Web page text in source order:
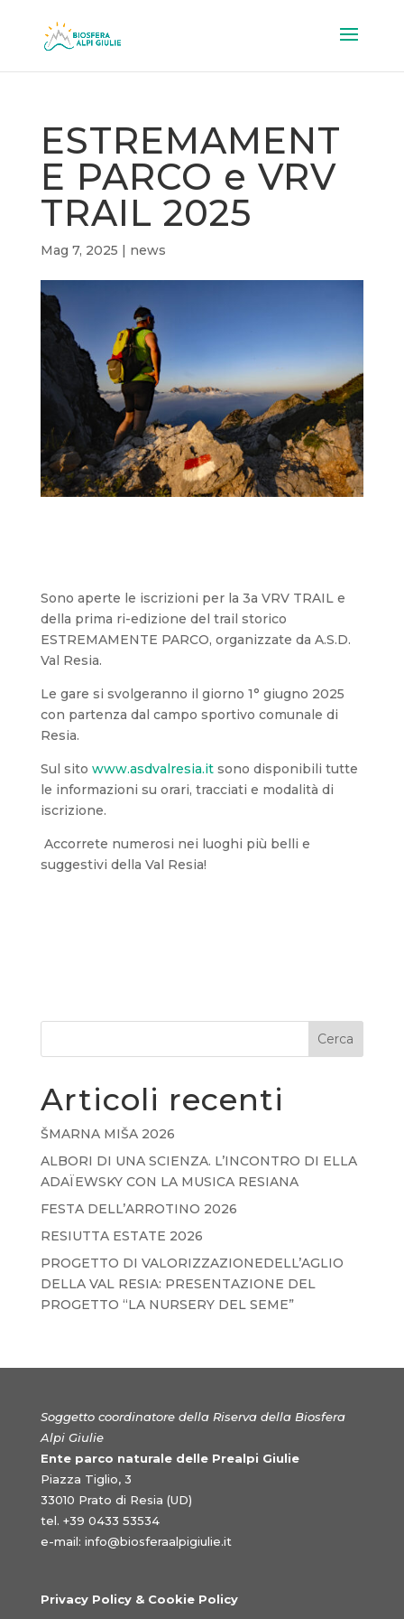
ESTREMAMENT
E PARCO e VRV
TRAIL 2025
Mag 7, 2025 | news
Sono aperte le iscrizioni per la 3a VRV TRAIL e
della prima ri-edizione del trail storico
ESTREMAMENTE PARCO, organizzate da A.S.D.
Val Resia.
Le gare si svolgeranno il giorno 1° giugno 2025
con partenza dal campo sportivo comunale di
Resia.
Sul sito www.asdvalresia.itsono disponibili tutte
le informazioni su orari, tracciati e modalità di
iscrizione.
Accorrete numerosi nei luoghi più belli e
suggestivi della Val Resia!
Cerca
Articoli recenti
ŠMARNA MIŠA 2026
ALBORI DI UNA SCIENZA. L’INCONTRO DI ELLA
ADAÏEWSKY CON LA MUSICA RESIANA
FESTA DELL’ARROTINO 2026
RESIUTTA ESTATE 2026
PROGETTO DI VALORIZZAZIONEDELL’AGLIO
DELLA VAL RESIA: PRESENTAZIONE DEL
PROGETTO “LA NURSERY DEL SEME”
Soggetto coordinatore della Riserva della Biosfera
Alpi Giulie
Ente parco naturale delle Prealpi Giulie
Piazza Tiglio, 3
33010 Prato di Resia (UD)
tel. +39 0433 53534
e-mail: info@biosferaalpigiulie.it
Privacy Policy & Cookie Policy